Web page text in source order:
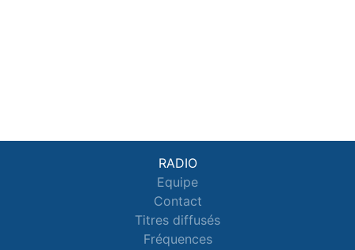
RADIO
Equipe
Contact
Titres diffusés
Fréquences